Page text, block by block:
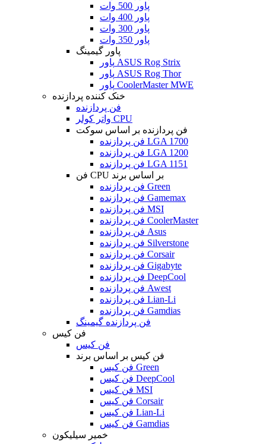
پاور 500 وات
پاور 400 وات
پاور 300 وات
پاور 350 وات
پاور گیمینگ
پاور ASUS Rog Strix
پاور ASUS Rog Thor
پاور CoolerMaster MWE
خنک کننده پردازنده
فن پردازنده
واتر کولر CPU
فن پردازنده بر اساس سوکت
فن پردازنده LGA 1700
فن پردازنده LGA 1200
فن پردازنده LGA 1151
فن CPU بر اساس برند
فن پردازنده Green
فن پردازنده Gamemax
فن پردازنده MSI
فن پردازنده CoolerMaster
فن پردازنده Asus
فن پردازنده Silverstone
فن پردازنده Corsair
فن پردازنده Gigabyte
فن پردازنده DeepCool
فن پردازنده Awest
فن پردازنده Lian-Li
فن پردازنده Gamdias
فن پردازنده گیمینگ
فن کیس
فن کیس
فن کیس بر اساس برند
فن کیس Green
فن کیس DeepCool
فن کیس MSI
فن کیس Corsair
فن کیس Lian-Li
فن کیس Gamdias
خمیر سیلیکون